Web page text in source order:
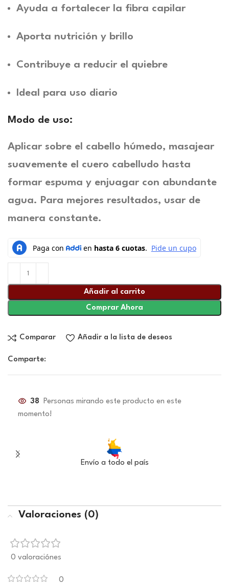
Ayuda a fortalecer la fibra capilar
Aporta nutrición y brillo
Contribuye a reducir el quiebre
Ideal para uso diario
Modo de uso:
Aplicar sobre el cabello húmedo, masajear
suavemente el cuero cabelludo hasta
formar espuma y enjuagar con abundante
agua. Para mejores resultados, usar de
manera constante.
Añadir al carrito
Comprar Ahora
Comparar Añadir a la lista de deseos
Comparte:
38 Personas mirando este producto en este
momento!
Envío a todo el país
Valoraciones (0)
0 valoraciónes
0